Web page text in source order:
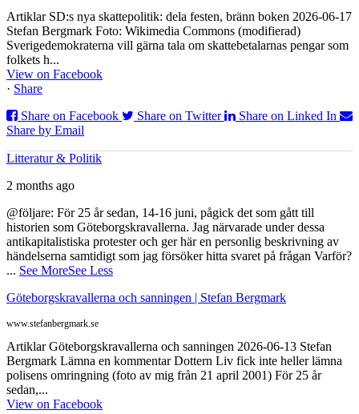
Artiklar SD:s nya skattepolitik: dela festen, bränn boken 2026-06-17
Stefan Bergmark Foto: Wikimedia Commons (modifierad)
Sverigedemokraterna vill gärna tala om skattebetalarnas pengar som
folkets h...
View on Facebook
· Share
Share on Facebook
Share on Twitter
Share on Linked In
Share by Email
Litteratur & Politik
2 months ago
@följare: För 25 år sedan, 14-16 juni, pågick det som gått till
historien som Göteborgskravallerna. Jag närvarade under dessa
antikapitalistiska protester och ger här en personlig beskrivning av
händelserna samtidigt som jag försöker hitta svaret på frågan Varför?
... See MoreSee Less
Göteborgskravallerna och sanningen | Stefan Bergmark
www.stefanbergmark.se
Artiklar Göteborgskravallerna och sanningen 2026-06-13 Stefan
Bergmark Lämna en kommentar Dottern Liv fick inte heller lämna
polisens omringning (foto av mig från 21 april 2001) För 25 år
sedan,...
View on Facebook